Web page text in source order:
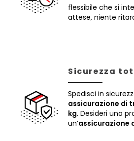
flessibile che si
attese, niente
Sicurezza
Spedisci in
assicurazione di
kg. Desideri una
un’assicurazione